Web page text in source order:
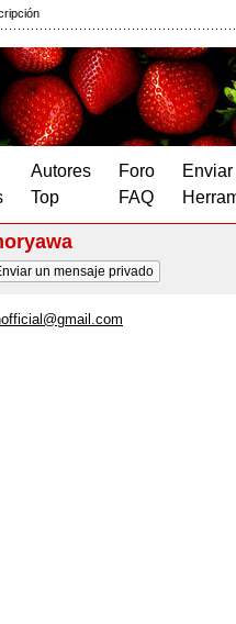
Autores
Top
Foro
FAQ
un mensaje privado